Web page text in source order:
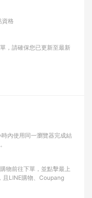
資格
，請確保您已更新至最新
內使用同一瀏覽器完成結
物前往下單，並點擊最上
且LINE購物、Coupang